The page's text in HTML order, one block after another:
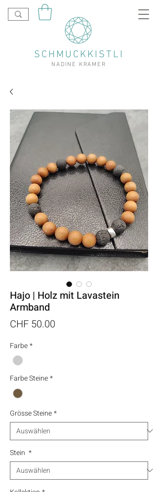
SCHMUCKKISTLI
NADINE KRAMER
Hajo | Holz mit Lavastein
Armband
CHF 50.00
Farbe*
Farbe Steine*
Grösse Steine*
Stein *